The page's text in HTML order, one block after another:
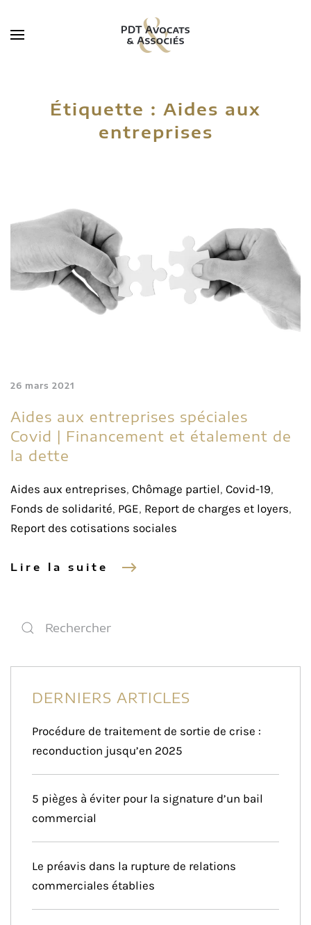
Skip to main content
Étiquette : Aides aux
entreprises
26 mars 2021
Aides aux entreprises spéciales
Covid | Financement et étalement de
la dette
Aides aux entreprises, Chômage partiel, Covid-19,
Fonds de solidarité, PGE, Report de charges et loyers,
Report des cotisations sociales
Lire la suite
DERNIERS ARTICLES
Procédure de traitement de sortie de crise :
reconduction jusqu’en 2025
5 pièges à éviter pour la signature d’un bail
commercial
Le préavis dans la rupture de relations
commerciales établies